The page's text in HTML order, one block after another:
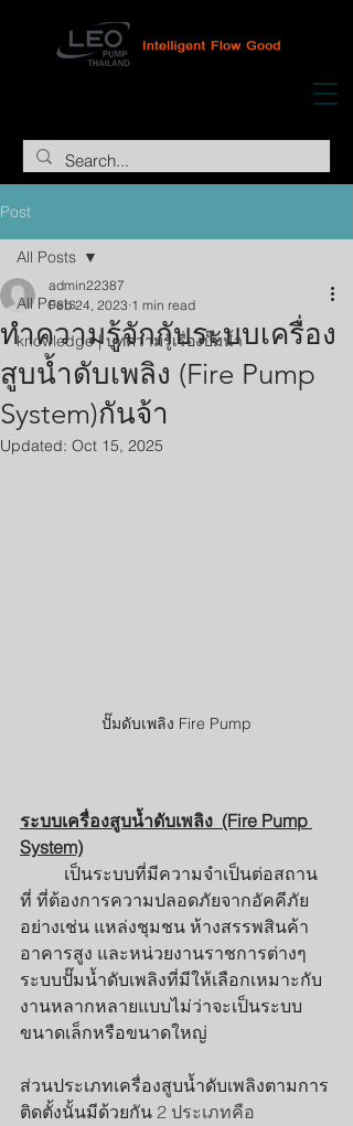
Post
All Posts
knowledge | บทความรู้เรื่องปั๊มน้ำ
All Posts
ทำความรู้จักกับระบบเครื่อง
สูบน้ำดับเพลิง (Fire Pump
System)กันจ้า
admin22387
Feb 24, 2023 1 min read
Updated: Oct 15, 2025
ปั๊มดับเพลิง Fire Pump
ระบบเครื่องสูบน้ำดับเพลิง  (Fire Pump
System)
เป็นระบบที่มีความจำเป็นต่อสถาน
ที่ ที่ต้องการความปลอดภัยจากอัคคีภัย
อย่างเช่น แหล่งชุมชน ห้างสรรพสินค้า
อาคารสูง และหน่วยงานราชการต่างๆ
ระบบปั๊มน้ำดับเพลิงที่มีให้เลือกเหมาะกับ
งานหลากหลายแบบไม่ว่าจะเป็นระบบ
ขนาดเล็กหรือขนาดใหญ่
ส่วนประเภทเครื่องสูบน้ำดับเพลิงตามการ
ติดตั้งนั้นมีด้วยกัน 2 ประเภทคือ